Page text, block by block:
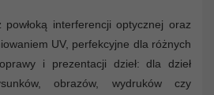
powłoką interferencji optycznej oraz
UV, perfekcyjne dla różnych
i prezentacji dzieł: dla dzieł
obrazów, wydruków czy